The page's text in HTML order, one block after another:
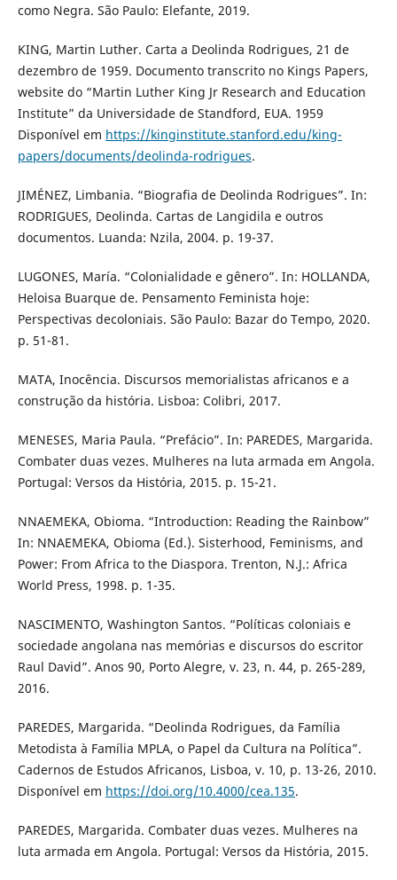
como Negra. São Paulo: Elefante, 2019.
KING, Martin Luther. Carta a Deolinda Rodrigues, 21 de
dezembro de 1959. Documento transcrito no Kings Papers,
website do “Martin Luther King Jr Research and Education
Institute” da Universidade de Standford, EUA. 1959
Disponível em https://kinginstitute.stanford.edu/king-
papers/documents/deolinda-rodrigues.
JIMÉNEZ, Limbania. “Biografia de Deolinda Rodrigues”. In:
RODRIGUES, Deolinda. Cartas de Langidila e outros
documentos. Luanda: Nzila, 2004. p. 19-37.
LUGONES, María. “Colonialidade e gênero”. In: HOLLANDA,
Heloisa Buarque de. Pensamento Feminista hoje:
Perspectivas decoloniais. São Paulo: Bazar do Tempo, 2020.
p. 51-81.
MATA, Inocência. Discursos memorialistas africanos e a
construção da história. Lisboa: Colibri, 2017.
MENESES, Maria Paula. “Prefácio”. In: PAREDES, Margarida.
Combater duas vezes. Mulheres na luta armada em Angola.
Portugal: Versos da História, 2015. p. 15-21.
NNAEMEKA, Obioma. “Introduction: Reading the Rainbow”
In: NNAEMEKA, Obioma (Ed.). Sisterhood, Feminisms, and
Power: From Africa to the Diaspora. Trenton, N.J.: Africa
World Press, 1998. p. 1-35.
NASCIMENTO, Washington Santos. “Políticas coloniais e
sociedade angolana nas memórias e discursos do escritor
Raul David”. Anos 90, Porto Alegre, v. 23, n. 44, p. 265-289,
2016.
PAREDES, Margarida. “Deolinda Rodrigues, da Família
Metodista à Família MPLA, o Papel da Cultura na Política”.
Cadernos de Estudos Africanos, Lisboa, v. 10, p. 13-26, 2010.
Disponível em https://doi.org/10.4000/cea.135.
PAREDES, Margarida. Combater duas vezes. Mulheres na
luta armada em Angola. Portugal: Versos da História, 2015.